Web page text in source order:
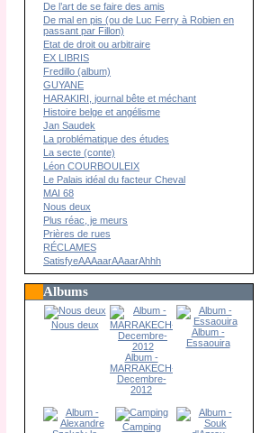
De l’art de se faire des amis
De mal en pis (ou de Luc Ferry à Robien en
passant par Fillon)
Etat de droit ou arbitraire
EX LIBRIS
Fredillo (album)
GUYANE
HARAKIRI, journal bête et méchant
Histoire belge et angélisme
Jan Saudek
La problématique des études
La secte (conte)
Léon COURBOULEIX
Le Palais idéal du facteur Cheval
MAI 68
Nous deux
Plus réac, je meurs
Prières de rues
RÉCLAMES
SatisfyeAAAaarAAaarAhhh
Albums
Nous deux
Album -
MARRAKECH-
Decembre-
2012
Album -
Essaouira
Camping